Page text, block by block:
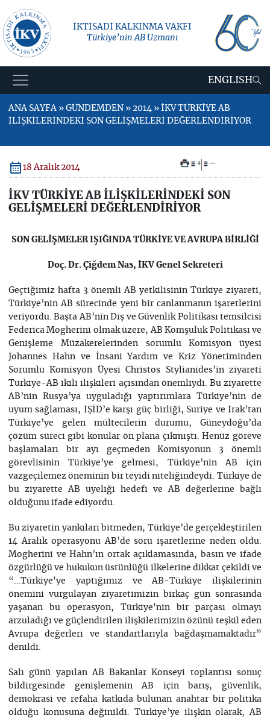
İKTİSADİ KALKINMA VAKFI
Türkiye’nin AB Uzmanı
ENGLISH
ANA SAYFA » GÜNDEMDEN » 2014 » İKV TÜRKİYE AB
İLİŞKİLERİNDEKİ SON GELİŞMELERİ DEĞERLENDİRİYOR
18 Aralık 2014 + –
İKV TÜRKİYE AB İLİŞKİLERİNDEKİ SON
GELİŞMELERİ DEĞERLENDİRİYOR
SON GELİŞMELER IŞIĞINDA TÜRKİYE VE AVRUPA BİRLİĞİ
Doç. Dr. Çiğdem Nas, İKV Genel Sekreteri
Geçtiğimiz hafta 3 önemli AB yetkilisinin Türkiye ziyareti,
Türkiye’nin AB sürecinde yeni bir canlanmanın işaretlerini
veriyordu. Başta AB’nin Dış ve Güvenlik Politikası temsilcisi
Federica Mogherini olmak üzere, AB Komşuluk Politikası ve
Genişleme Müzakerelerinden sorumlu Komisyon üyesi
Johannes Hahn ve İnsani Yardım ve Kriz Yönetiminden
Sorumlu Komisyon Üyesi Christos Stylianides’in ziyareti
Türkiye-AB ikili ilişkileri açısından önemliydi. Bu ziyarette
AB’nin Rusya’ya uyguladığı yaptırımlara Türkiye’nin de
uyum sağlaması, IŞİD’e karşı güç birliği, Suriye ve Irak’tan
Türkiye’ye gelen mültecilerin durumu, Güneydoğu’da
çözüm süreci gibi konular ön plana çıkmıştı. Henüz göreve
başlamaları bir ayı geçmeden Komisyonun 3 önemli
görevlisinin Türkiye’ye gelmesi, Türkiye’nin AB için
vazgeçilemez öneminin bir teyidi niteliğindeydi. Türkiye de
bu ziyarette AB üyeliği hedefi ve AB değerlerine bağlı
olduğunu ifade ediyordu.
Bu ziyaretin yankıları bitmeden, Türkiye’de gerçekleştirilen
14 Aralık operasyonu AB’de soru işaretlerine neden oldu.
Mogherini ve Hahn’ın ortak açıklamasında, basın ve ifade
özgürlüğü ve hukukun üstünlüğü ilkelerine dikkat çekildi ve
“…Türkiye'ye yaptığımız ve AB-Türkiye ilişkilerinin
önemini vurgulayan ziyaretimizin birkaç gün sonrasında
yaşanan bu operasyon, Türkiye'nin bir parçası olmayı
arzuladığı ve güçlendirilen ilişkilerimizin özünü teşkil eden
Avrupa değerleri ve standartlarıyla bağdaşmamaktadır”
denildi.
Salı günü yapılan AB Bakanlar Konseyi toplantısı sonuç
bildirgesinde genişlemenin AB için barış, güvenlik,
demokrasi ve refaha katkıda bulunan anahtar bir politika
olduğu konusuna değinildi. Türkiye’ye ilişkin olarak, AB